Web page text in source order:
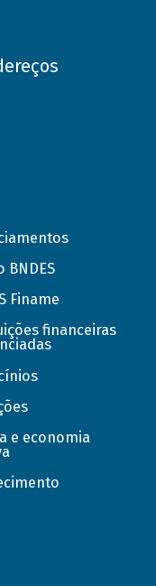
BNDES
Finame
financeiras
e economia